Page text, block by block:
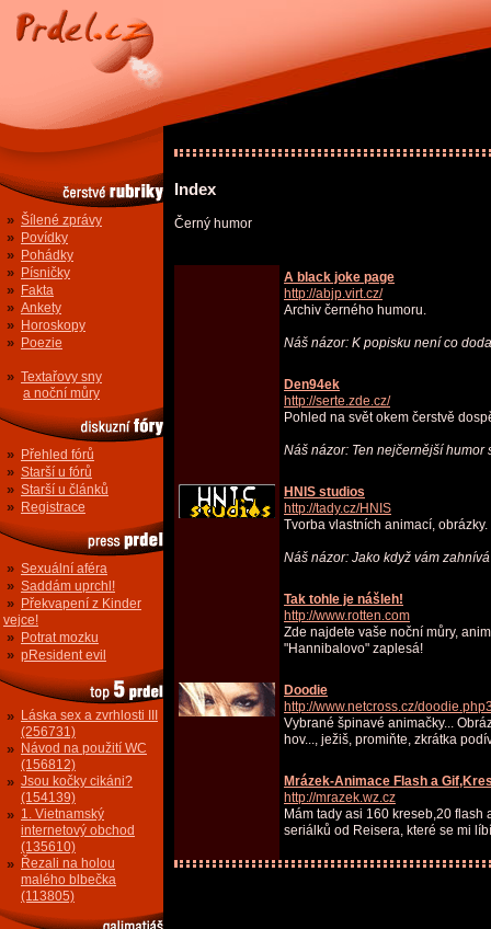
» Šílené zprávy
» Povídky
» Pohádky
» Písničky
» Fakta
» Ankety
» Horoskopy
» Poezie
» Textařovy sny
a noční můry
» Přehled fórů
» Starší u fórů
» Starší u článků
» Registrace
» Sexuální aféra
» Saddám uprchl!
» Překvapení z Kinder
vejce!
» Potrat mozku
» pResident evil
» Láska sex a zvrhlosti III
(256731)
» Návod na použití WC
(156812)
» Jsou kočky cikáni?
(154139)
» 1. Vietnamský
internetový obchod
(135610)
» Řezali na holou
malého blbečka
(113805)
Index
Černý humor
A black joke page
http://abjp.virt.cz/
Archiv černého humoru.
Náš názor: K popisku není co
Den94ek
http://serte.zde.cz/
Pohled na svět okem čerstvě
Náš názor: Ten nejčernější humor
HNIS studios
http://tady.cz/HNIS
Tvorba vlastních animací, obrázky.
Náš názor: Jako když vám
Tak tohle je nášleh!
http://www.rotten.com
Zde najdete vaše noční můry,
"Hannibalovo" zaplesá!
Doodie
http://www.netcross.cz/
Vybrané špinavé animačky...
hov..., ježiš, promiňte, zkrátka
Mrázek-Animace Flash a
http://mrazek.wz.cz
Mám tady asi 160 kreseb,20
seriálků od Reisera, které se mi